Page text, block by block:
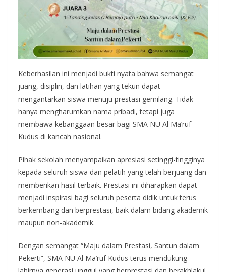
Keberhasilan ini menjadi bukti nyata bahwa semangat
juang, disiplin, dan latihan yang tekun dapat
mengantarkan siswa menuju prestasi gemilang. Tidak
hanya mengharumkan nama pribadi, tetapi juga
membawa kebanggaan besar bagi SMA NU Al Ma’ruf
Kudus di kancah nasional.
Pihak sekolah menyampaikan apresiasi setinggi-tingginya
kepada seluruh siswa dan pelatih yang telah berjuang dan
memberikan hasil terbaik. Prestasi ini diharapkan dapat
menjadi inspirasi bagi seluruh peserta didik untuk terus
berkembang dan berprestasi, baik dalam bidang akademik
maupun non-akademik.
Dengan semangat “Maju dalam Prestasi, Santun dalam
Pekerti”, SMA NU Al Ma’ruf Kudus terus mendukung